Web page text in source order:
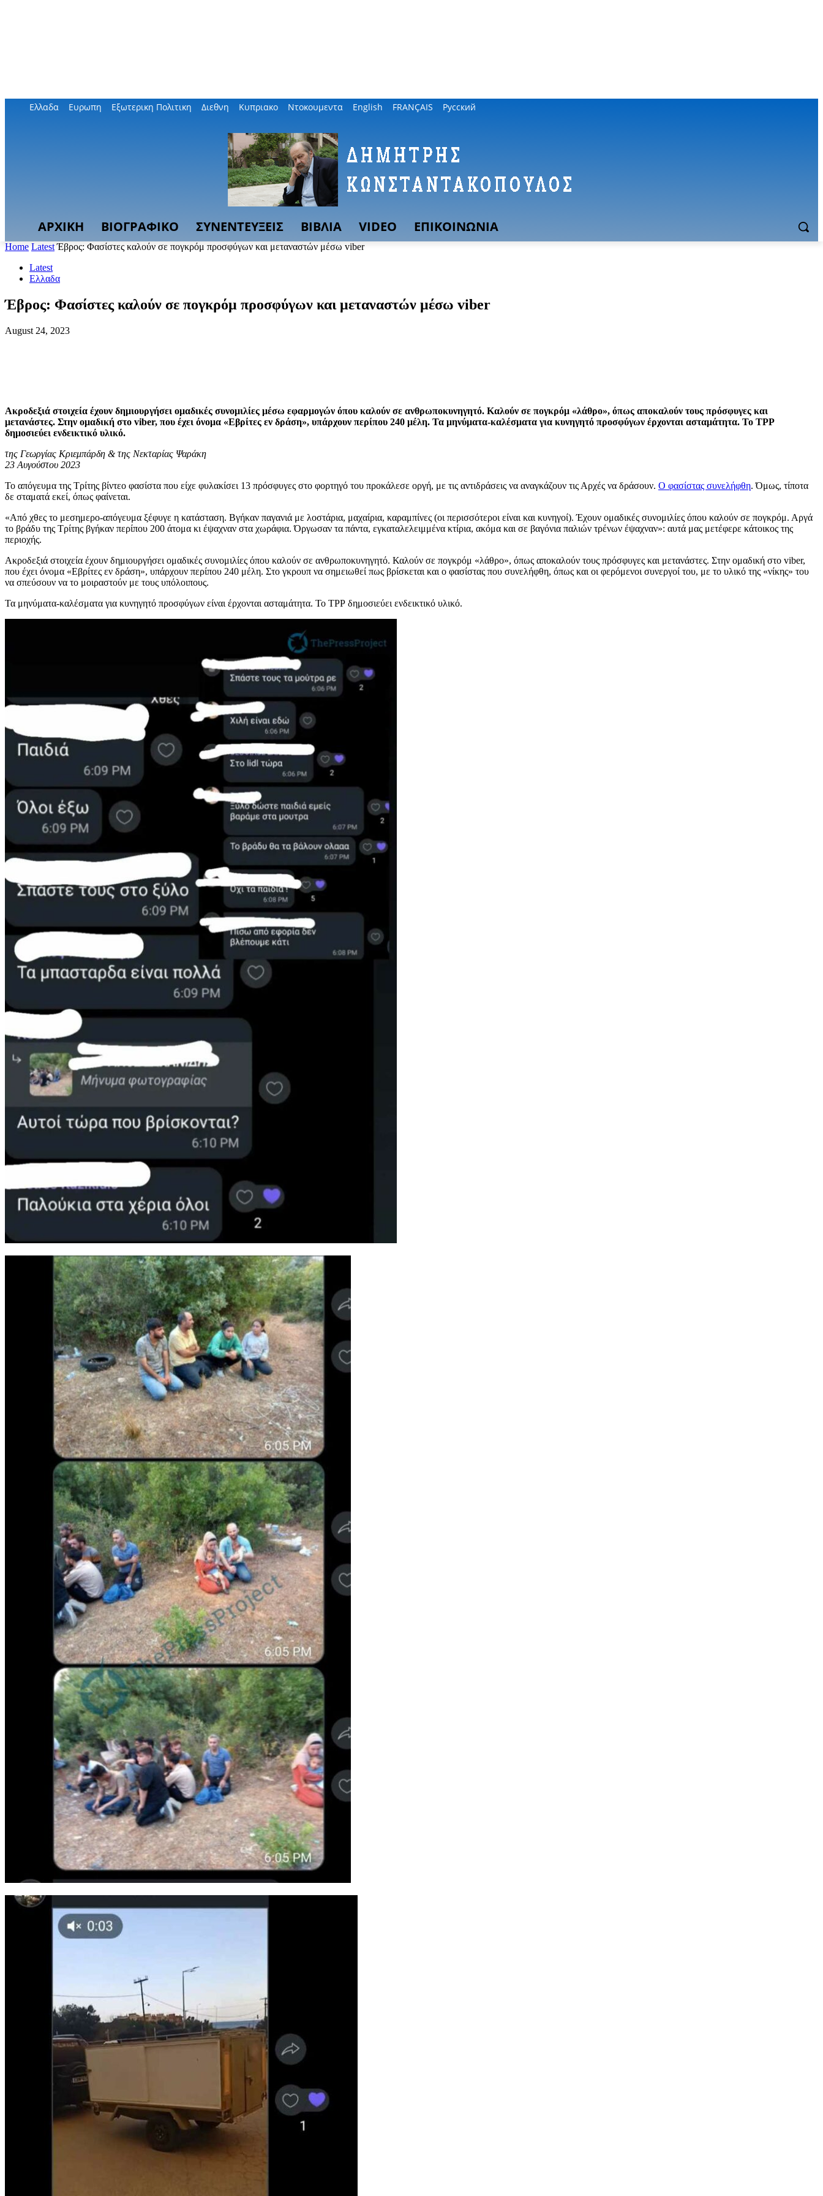
Ελλαδα Ευρωπη Εξωτερικη Πολιτικη Διεθνη Κυπριακο Ντοκουμεντα English FRANÇAIS Русский
ΑΡΧΙΚΗ ΒΙΟΓΡΑΦΙΚΟ ΣΥΝΕΝΤΕΥΞΕΙΣ ΒΙΒΛΙΑ VIDEO ΕΠΙΚΟΙΝΩΝΙΑ
Home Latest Έβρος: Φασίστες καλούν σε πογκρόμ προσφύγων και μεταναστών μέσω viber
Latest
Ελλαδα
Έβρος: Φασίστες καλούν σε πογκρόμ προσφύγων και μεταναστών μέσω viber
August 24, 2023
Ακροδεξιά στοιχεία έχουν δημιουργήσει ομαδικές συνομιλίες μέσω εφαρμογών όπου καλούν σε ανθρωποκυνηγητό. Καλούν σε πογκρόμ «λάθρο», όπως αποκαλούν τους πρόσφυγες και
μετανάστες. Στην ομαδική στο viber, που έχει όνομα «Εβρίτες εν δράση», υπάρχουν περίπου 240 μέλη. Τα μηνύματα-καλέσματα για κυνηγητό προσφύγων έρχονται ασταμάτητα. Το ΤΡΡ
δημοσιεύει ενδεικτικό υλικό.
της Γεωργίας Κριεμπάρδη & της Νεκταρίας Ψαράκη
23 Αυγούστου 2023
To απόγευμα της Τρίτης βίντεο φασίστα που είχε φυλακίσει 13 πρόσφυγες στο φορτηγό του προκάλεσε οργή, με τις αντιδράσεις να αναγκάζουν τις Αρχές να δράσουν. Ο φασίστας συνελήφθη. Όμως, τίποτα
δε σταματά εκεί, όπως φαίνεται.
«Από χθες το μεσημερο-απόγευμα ξέφυγε η κατάσταση. Βγήκαν παγανιά με λοστάρια, μαχαίρια, καραμπίνες (οι περισσότεροι είναι και κυνηγοί). Έχουν ομαδικές συνομιλίες όπου καλούν σε πογκρόμ. Αργά
το βράδυ της Τρίτης βγήκαν περίπου 200 άτομα κι έψαχναν στα χωράφια. Όργωσαν τα πάντα, εγκαταλελειμμένα κτίρια, ακόμα και σε βαγόνια παλιών τρένων έψαχναν»: αυτά μας μετέφερε κάτοικος της
περιοχής.
Ακροδεξιά στοιχεία έχουν δημιουργήσει ομαδικές συνομιλίες όπου καλούν σε ανθρωποκυνηγητό. Καλούν σε πογκρόμ «λάθρο», όπως αποκαλούν τους πρόσφυγες και μετανάστες. Στην ομαδική στο viber,
που έχει όνομα «Εβρίτες εν δράση», υπάρχουν περίπου 240 μέλη. Στο γκρουπ να σημειωθεί πως βρίσκεται και ο φασίστας που συνελήφθη, όπως και οι φερόμενοι συνεργοί του, με το υλικό της «νίκης» του
να σπεύσουν να το μοιραστούν με τους υπόλοιπους.
Τα μηνύματα-καλέσματα για κυνηγητό προσφύγων είναι έρχονται ασταμάτητα. Το ΤΡΡ δημοσιεύει ενδεικτικό υλικό.